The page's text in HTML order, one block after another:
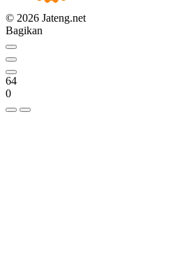
© 2026 Jateng.net
Bagikan
64
0